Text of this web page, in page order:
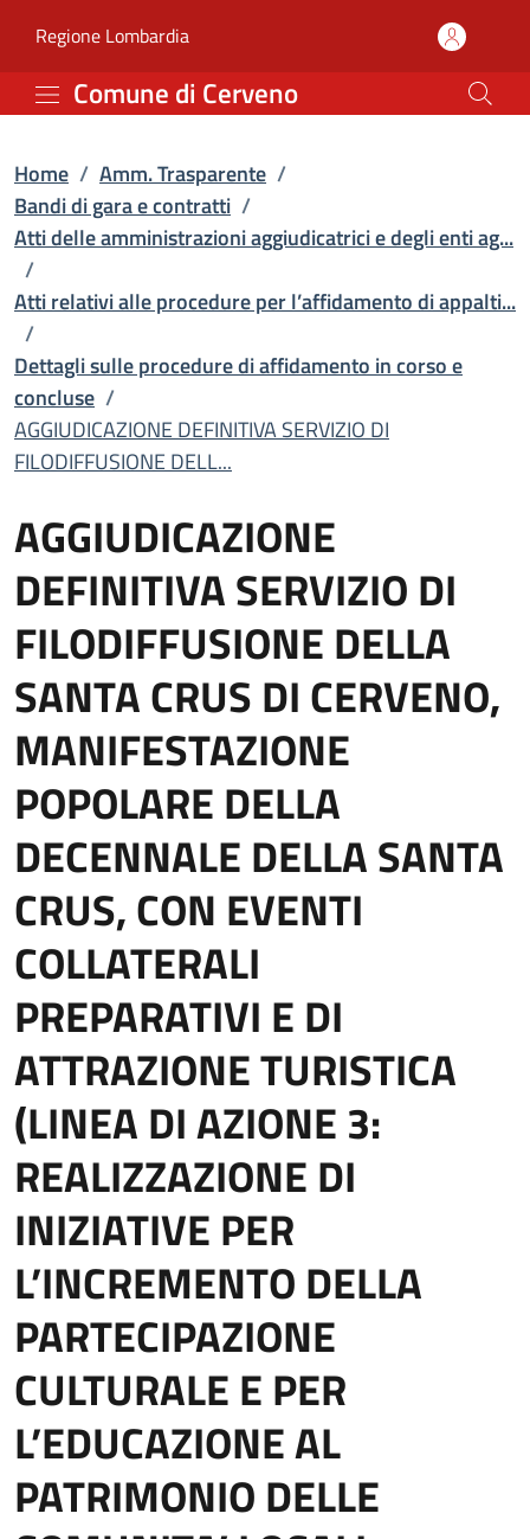
AGGIUDICAZIONE
Regione Lombardia(apre in un'altra scheda).
Comune di Cerveno
Home / Amm. Trasparente /
Bandi di gara e contratti /
Atti delle amministrazioni aggiudicatrici e degli enti ag...
/
Atti relativi alle procedure per l’affidamento di appalti...
/
Dettagli sulle procedure di affidamento in corso e
concluse /
AGGIUDICAZIONE DEFINITIVA SERVIZIO DI
FILODIFFUSIONE DELL...
AGGIUDICAZIONE
DEFINITIVA SERVIZIO DI
FILODIFFUSIONE DELLA
SANTA CRUS DI CERVENO,
MANIFESTAZIONE
POPOLARE DELLA
DECENNALE DELLA SANTA
CRUS, CON EVENTI
COLLATERALI
PREPARATIVI E DI
ATTRAZIONE TURISTICA
(LINEA DI AZIONE 3:
REALIZZAZIONE DI
INIZIATIVE PER
L’INCREMENTO DELLA
PARTECIPAZIONE
CULTURALE E PER
L’EDUCAZIONE AL
PATRIMONIO DELLE